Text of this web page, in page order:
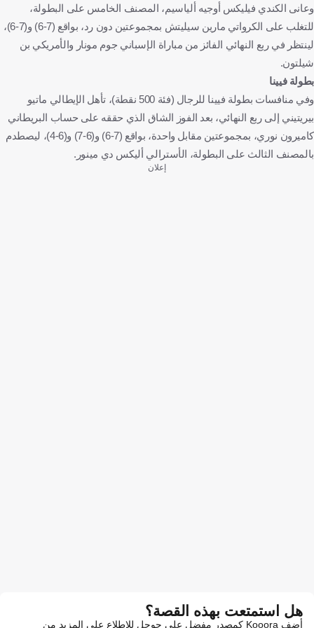
وعانى الكندي فيليكس أوجيه ألياسيم، المصنف الخامس على البطولة،
للتغلب على الكرواتي مارين سيليتش بمجموعتين دون رد، بواقع (7-6) و(7-6)،
لينتظر في ربع النهائي الفائز من مباراة الإسباني جوم مونار والأمريكي بن
شيلتون.
بطولة فيينا
وفي منافسات بطولة فيينا للرجال (فئة 500 نقطة)، تأهل الإيطالي ماتيو
بيريتيني إلى ربع النهائي، بعد الفوز الشاق الذي حققه على حساب البريطاني
كاميرون نوري، بمجموعتين مقابل واحدة، بواقع (7-6) و(6-7) و(6-4)، ليصطدم
بالمصنف الثالث على البطولة، الأسترالي أليكس دي مينور.
إعلان
هل استمتعت بهذه القصة؟
أضف Kooora كمصدر مفضل على جوجل للاطلاع على المزيد من